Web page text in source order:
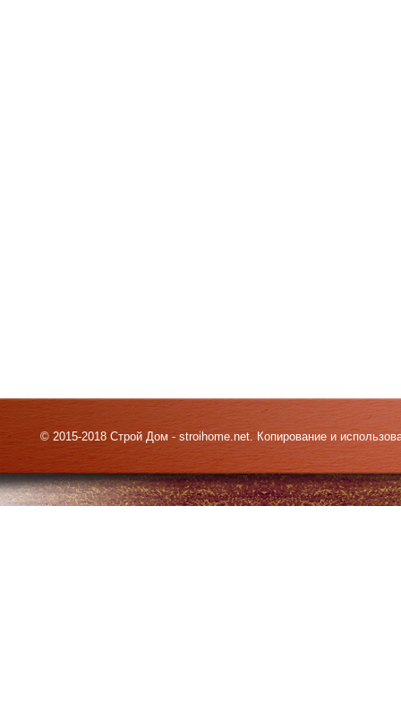
© 2015-2018 Строй Дом - stroihome.net. Копирование и